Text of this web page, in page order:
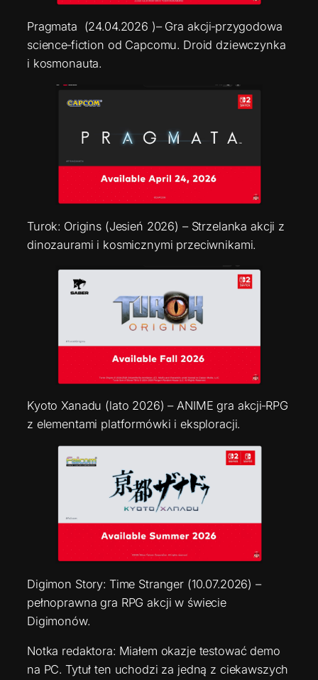
Pragmata (24.04.2026 )– Gra akcji‑przygodowa
science‑fiction od Capcomu. Droid dziewczynka
i kosmonauta.
Turok: Origins (Jesień 2026) – Strzelanka akcji z
dinozaurami i kosmicznymi przeciwnikami.
Kyoto Xanadu (lato 2026) – ANIME gra akcji‑RPG
z elementami platformówki i eksploracji.
Digimon Story: Time Stranger (10.07.2026) –
pełnoprawna gra RPG akcji w świecie
Digimonów.
Notka redaktora: Miałem okazje testować demo
na PC. Tytuł ten uchodzi za jedną z ciekawszych